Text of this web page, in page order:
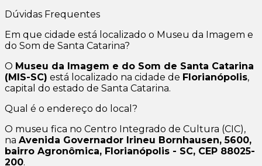
Dúvidas Frequentes
Em que cidade está localizado o Museu da Imagem e
do Som de Santa Catarina?
O Museu da Imagem e do Som de Santa Catarina
(MIS-SC) está localizado na cidade de Florianópolis,
capital do estado de Santa Catarina.
Qual é o endereço do local?
O museu fica no Centro Integrado de Cultura (CIC),
na Avenida Governador Irineu Bornhausen, 5600,
bairro Agronômica, Florianópolis - SC, CEP 88025-
200.